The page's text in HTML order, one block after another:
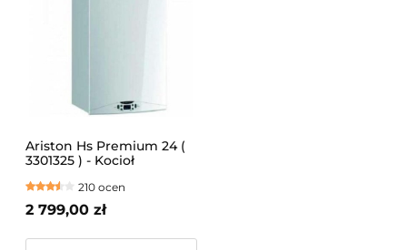
Ariston Hs Premium 24 (
3301325 ) - Kocioł
dwufunkcyjny !
BEZPIECZENA WYSYŁKA
PALETOWA ! MONTAŻ NA
210 ocen
2 799,00 zł